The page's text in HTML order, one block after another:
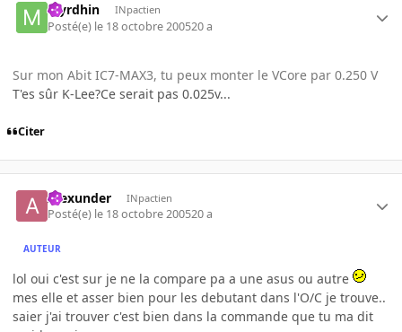
Myrdhin INpactien
Posté(e) le 18 octobre 200520 a
Sur mon Abit IC7-MAX3, tu peux monter le VCore par 0.250 V
T'es sûr K-Lee?Ce serait pas 0.025v...
Citer
Alexunder INpactien
Posté(e) le 18 octobre 200520 a
AUTEUR
lol oui c'est sur je ne la compare pa a une asus ou autre
mes elle et asser bien pour les debutant dans l'O/C je trouve..
saier j'ai trouver c'est bien dans la commande que tu ma dit